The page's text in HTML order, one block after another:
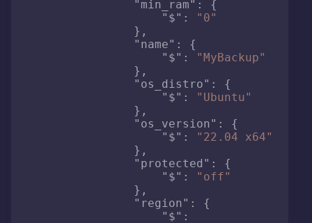
"min_ram" :
{
"$" :
"0"
} ,
"name" :
{
"$" :
"MyBackup"
} ,
"os_distro" :
{
"$" :
"Ubuntu"
} ,
"os_version" :
{
"$" :
"22.04 x64"
} ,
"protected" :
{
"$" :
"off"
} ,
"region" :
{
"$" :